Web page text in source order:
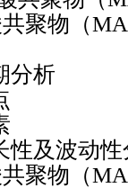
聚物（
析
波动性
聚物（